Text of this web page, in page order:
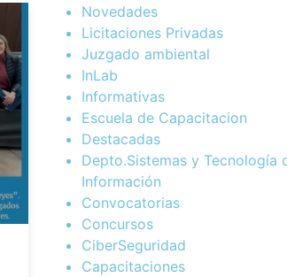
Novedades
Licitaciones Privadas
Juzgado ambiental
InLab
Informativas
Escuela de Capacitacion
Destacadas
Depto.Sistemas y Tecnología
Información
Convocatorias
Concursos
CiberSeguridad
Capacitaciones